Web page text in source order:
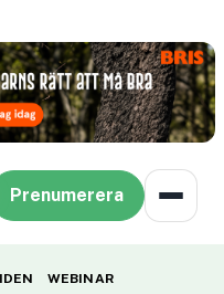
Prenumerera
WEBINAR